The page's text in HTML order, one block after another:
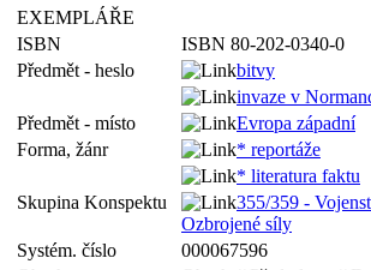
EXEMPLÁŘE
ISBN
ISBN 80-202-0340-0
Předmět - heslo
bitvy
invaze v
Předmět - místo
Evropa západní
Forma, žánr
* reportáže
* literatura faktu
Skupina Konspektu
355/359 -
Ozbrojené síly
Systém. číslo
000067596